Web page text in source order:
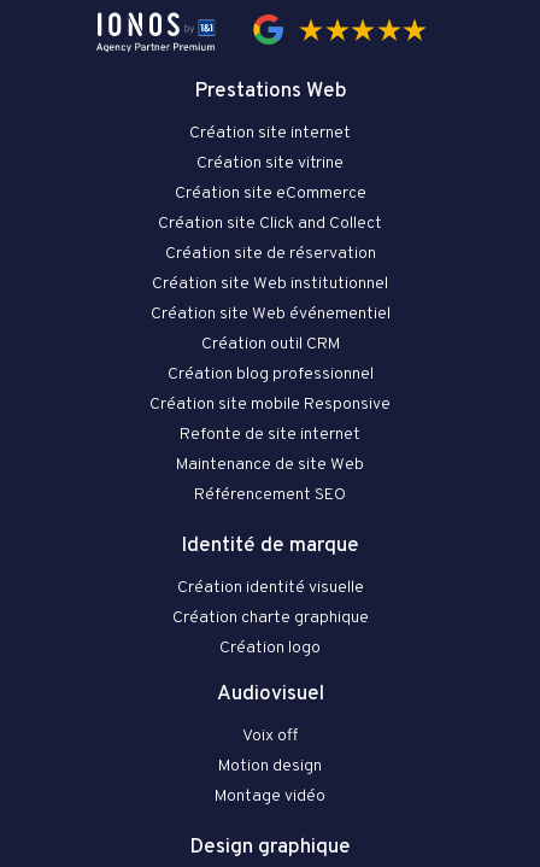
Prestations Web
Création site internet
Création site vitrine
Création site eCommerce
Création site Click and Collect
Création site de réservation
Création site Web institutionnel
Création site Web événementiel
Création outil CRM
Création blog professionnel
Création site mobile Responsive
Refonte de site internet
Maintenance de site Web
Référencement SEO
Identité de marque
Création identité visuelle
Création charte graphique
Création logo
Audiovisuel
Voix off
Motion design
Montage vidéo
Design graphique